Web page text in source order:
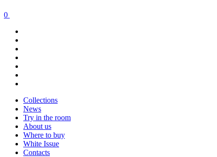
0
Collections
News
Try in the room
About us
Where to buy
White Issue
Contacts